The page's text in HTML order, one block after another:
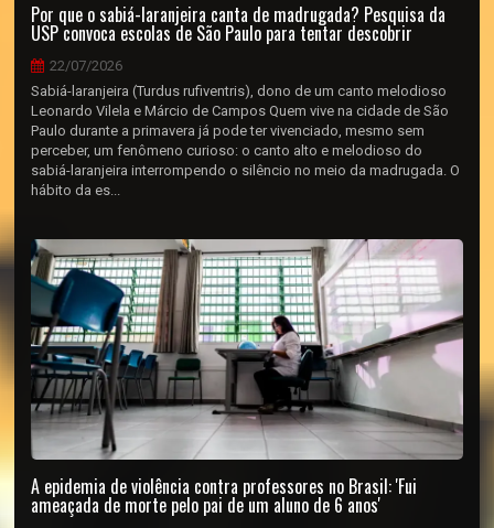
Por que o sabiá-laranjeira canta de madrugada? Pesquisa da
USP convoca escolas de São Paulo para tentar descobrir
22/07/2026
Sabiá-laranjeira (Turdus rufiventris), dono de um canto melodioso
Leonardo Vilela e Márcio de Campos Quem vive na cidade de São
Paulo durante a primavera já pode ter vivenciado, mesmo sem
perceber, um fenômeno curioso: o canto alto e melodioso do
sabiá-laranjeira interrompendo o silêncio no meio da madrugada. O
hábito da es...
A epidemia de violência contra professores no Brasil: 'Fui
ameaçada de morte pelo pai de um aluno de 6 anos'